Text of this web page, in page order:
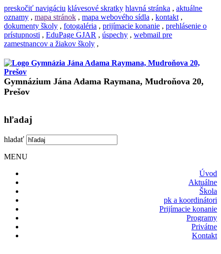
preskočiť navigáciu klávesové skratky hlavná stránka , aktuálne
oznamy , mapa stránok , mapa webového sídla , kontakt ,
dokumenty školy , fotogaléria , prijímacie konanie , prehlásenie o
prístupnosti , EduPage GJAR , úspechy , webmail pre
zamestnancov a žiakov školy ,
Gymnázium Jána Adama Raymana, Mudroňova 20,
Prešov
hľadaj
hladať
MENU
Úvod
Aktuálne
Škola
pk a koordinátori
Prijímacie konanie
Programy
Privátne
Kontakt